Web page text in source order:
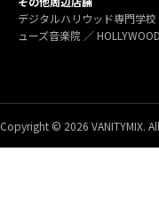
デジタルハリウッド専門学
ューズ音楽院 ／
Copyright © 2026 VANITYMIX.